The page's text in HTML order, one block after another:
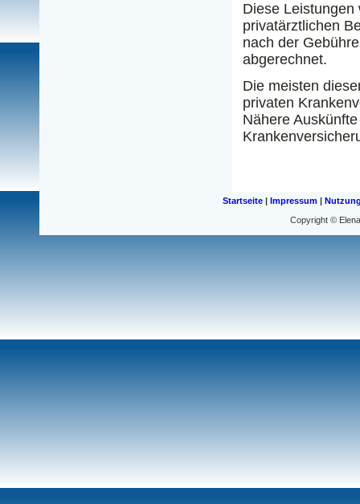
Diese
privatärztlichen
nach der
abgerechnet.
Die meisten
privaten
Nähere
Startseite| Impressum|
Copyright ©